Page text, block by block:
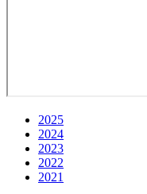
2025
2024
2023
2022
2021